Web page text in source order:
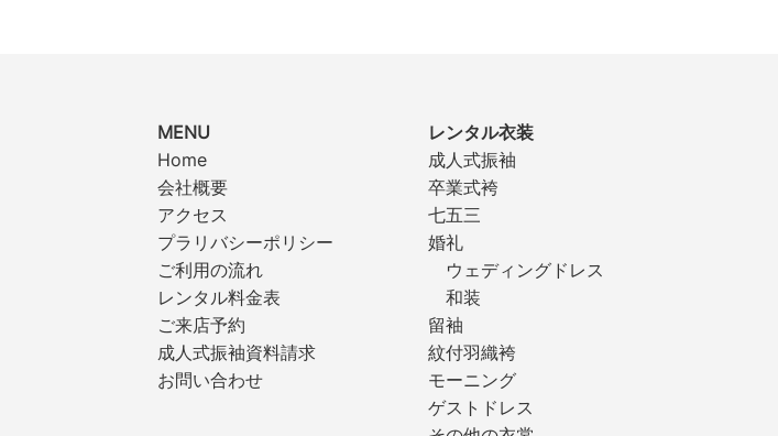
MENU
Home
会社概要
アクセス
プラリバシーポリシー
ご利用の流れ
レンタル料金表
ご来店予約
成人式振袖資料請求
お問い合わせ
レンタル衣装
成人式振袖
卒業式袴
七五三
婚礼
ウェディングドレス
和装
留袖
紋付羽織袴
モーニング
ゲストドレス